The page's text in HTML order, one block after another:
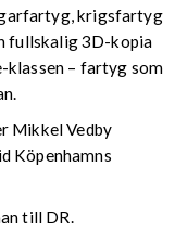
krigsfartyg
fullskalig 3D-kopia
klassen – fartyg som
Mikkel Vedby
Köpenhamns
till DR.